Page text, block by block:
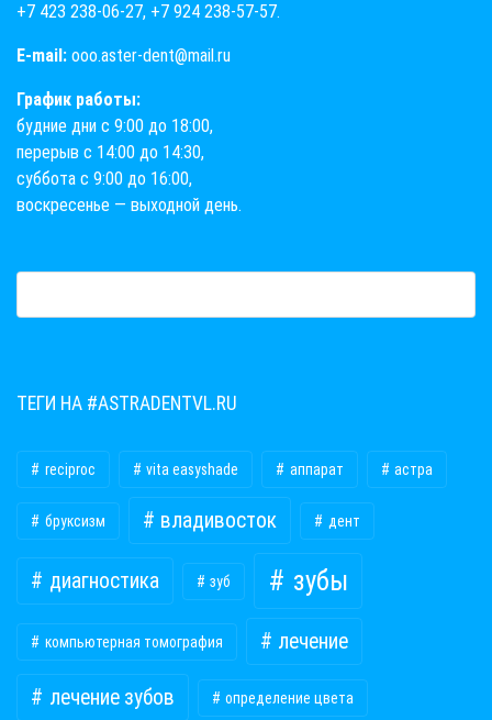
+7 423 238-06-27, +7 924 238-57-57.
E-mail: ooo.aster-dent@mail.ru
График работы:
будние дни с 9:00 до 18:00,
перерыв с 14:00 до 14:30,
суббота с 9:00 до 16:00,
воскресенье — выходной день.
ТЕГИ НА #ASTRADENTVL.RU
reciproc vita easyshade аппарат астра
бруксизм владивосток дент
диагностика зуб зубы
компьютерная томография лечение
лечение зубов определение цвета